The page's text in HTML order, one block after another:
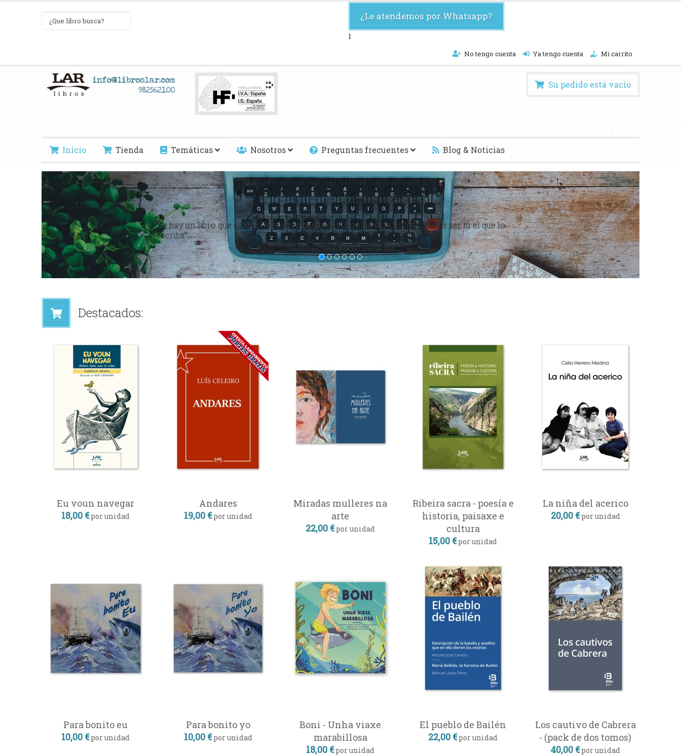
¿Le atendemos por Whatsapp?
1
No tengo cuenta Ya tengo cuenta Mi carrito
Su pedido está vacío
Inicio Tienda Temáticas Nosotros Preguntas frecuentes Blog & Noticias
"No tienes que quemar libros para destruir una cultura. Solamente debes conseguir que la
gente deje de leerlos"
Ray Bradbury en "Fahrenheit 451"
Destacados:
Eu voun navegar
18,00 €por unidad
Andares
19,00 € por unidad
Miradas mulleres na
arte
22,00 €por unidad
Ribeira sacra - poesía e
historia, paisaxe e
cultura
15,00 € por unidad
La niña del acerico
20,00 € por unidad
Para bonito eu
10,00 €por unidad
Para bonito yo
10,00 € por unidad
Boni - Unha viaxe
marabillosa
18,00 €por unidad
El pueblo de Bailén
22,00 € por unidad
Los cautivo de Cabrera
- (pack de dos tomos)
40,00 € por unidad